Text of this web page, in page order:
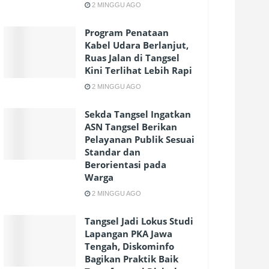
2 MINGGU AGO
Program Penataan
Kabel Udara Berlanjut,
Ruas Jalan di Tangsel
Kini Terlihat Lebih Rapi
2 MINGGU AGO
Sekda Tangsel Ingatkan
ASN Tangsel Berikan
Pelayanan Publik Sesuai
Standar dan
Berorientasi pada
Warga
2 MINGGU AGO
Tangsel Jadi Lokus Studi
Lapangan PKA Jawa
Tengah, Diskominfo
Bagikan Praktik Baik